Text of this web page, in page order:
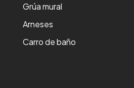
Grúa mural
Arneses
Carro de baño